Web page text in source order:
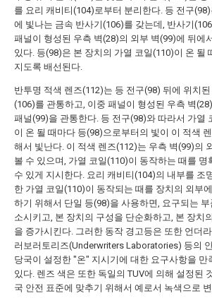
를 요리 캐비티(104)로부터 분리한다. 등 전구(98)
에 빛나는 금속 반사기(106)를 갖는데, 반사기
패널이 형성된 우측 벽(28)의 외부 벽(99)에 뒤에
있다. 등(98)은 본 장치의 가열 코일(110)이 온 될
지도록 배선된다.
반투명 적색 렌즈(112)는 등 전구(98) 뒤에 위치된
(106)를 관통하고, 이중 패널이 형성된 우측 벽
패널(99)을 관통한다. 등 전구(98)와 따라서 가열
이 온 될 때마다 등(98)으로부터의 빛이 이 적색
해서 빛난다. 이 적색 렌즈(112)는 우측 벽(99)의
볼 수 있으며, 가열 코일(110)이 동작하는 때를 명
수 있게 지시한다. 요리 캐비티(104)의 내부를 조
한 가열 코일(110)이 동작되는 때를 장치의 외부
하기 위해서 단일 등(98)을 사용하면, 요구되는
소시키고, 본 장치의 구성을 단순화하고, 본 장치
을 증가시킨다. 그러한 동작 경고등은 또한 언더
러보러토리즈(Underwriters Laboratories) 등의
당국이 설정한 "온" 지시기에 대한 요구사항을 만
있다. 렌즈 색은 또한 독일의 TUV에 의해 설정된
국 안전 표준에 맞추기 위해서 예로서 녹색으로